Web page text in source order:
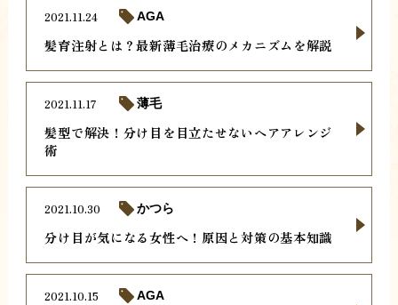
髪育注射とは？最新薄毛治療のメカニズムを解説
2021.11.24 AGA
髪型で解決！分け目を目立たせないヘアアレンジ
術
2021.11.17 薄毛
分け目が気になる女性へ！原因と対策の基本知識
2021.10.30 かつら
2021.10.15 AGA